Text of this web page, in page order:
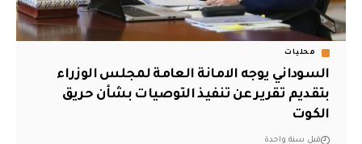
محليات
السوداني يوجه الامانة العامة لمجلس الوزراء
بتقديم تقرير عن تنفيذ التوصيات بشأن حريق
الكوت
قبل سنة واحدة